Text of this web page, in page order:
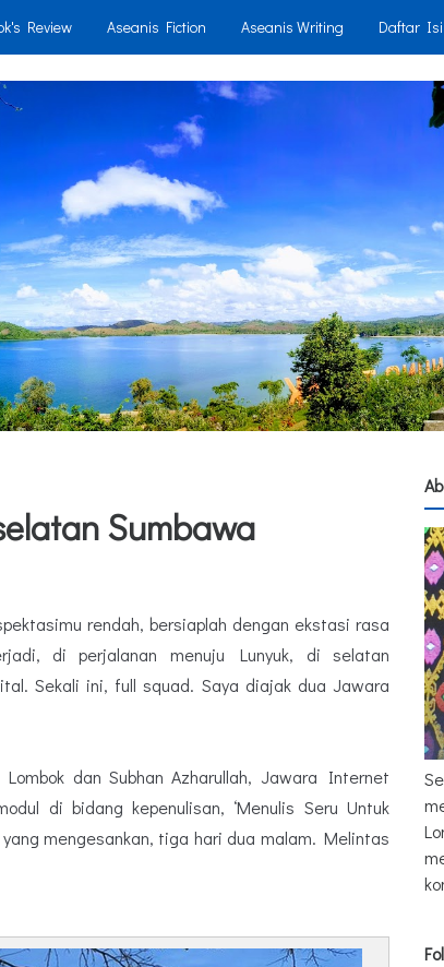
Review Aseanis Fiction Aseanis Writing Daftar Isi
Sumbawa
rendah, bersiaplah dengan ekstasi rasa
di perjalanan menuju Lunyuk, di selatan
Sekali ini, full squad. Saya diajak dua Jawara
dan Subhan Azharullah, Jawara Internet
di bidang kepenulisan, ‘Menulis Seru Untuk
mengesankan, tiga hari dua malam. Melintas